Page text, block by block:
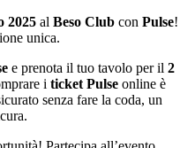
2025 al Beso Club con Pulse!
unica.
e prenota il tuo tavolo per il 2
i ticket Pulse online è
senza fare la coda, un